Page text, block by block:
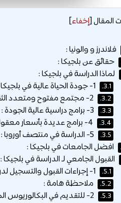
المقال[إخفاء]
فلاندرز و والونيا :
حقائق عن بلجيكا :
لماذا الدراسة في بلجيكا :
3.1.
3.2.
3.3.
3.4.
3.5.
افضل الجامعات في بلجيكا :
القبول الجامعي لـ الدراسة في بلجيكا :
5.1.
5.2. ملاحظة هامة :
5.3.